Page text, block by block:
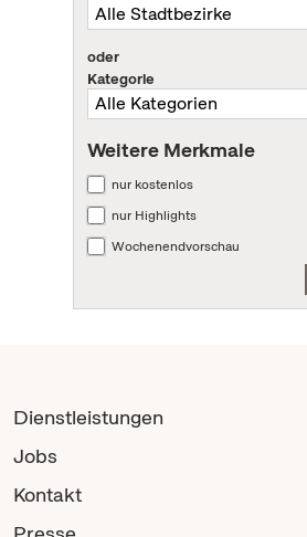
oder
Kategorie
Weitere Merkmale
nur kostenlos
nur Highlights
Wochenendvorschau
Dienstleistungen
Jobs
Kontakt